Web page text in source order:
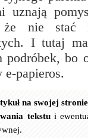
uznają
że nie stać
I tutaj
podróbek, bo
papieros.
na swojej
tekstui